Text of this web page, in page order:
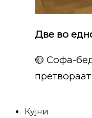
Две во
🟡 Софа-
Кујни